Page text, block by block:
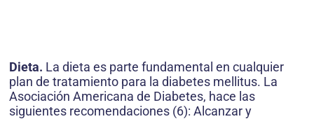
Dieta. La dieta es parte fundamental en cualquier
plan de tratamiento para la diabetes mellitus. La
Asociación Americana de Diabetes, hace las
siguientes recomendaciones (6): Alcanzar y